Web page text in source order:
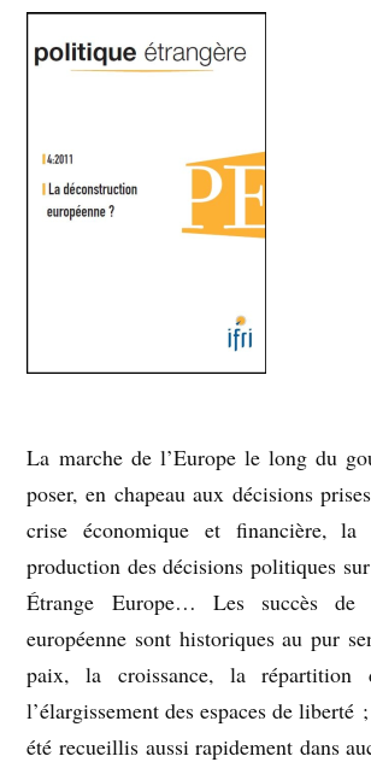
La marche de l’Europe le long du
poser, en chapeau aux décisions
crise économique et financière,
production des décisions politiques
Étrange Europe… Les succès de
européenne sont historiques au pur
paix, la croissance, la répartition
l’élargissement des espaces de liberté
été recueillis aussi rapidement dans